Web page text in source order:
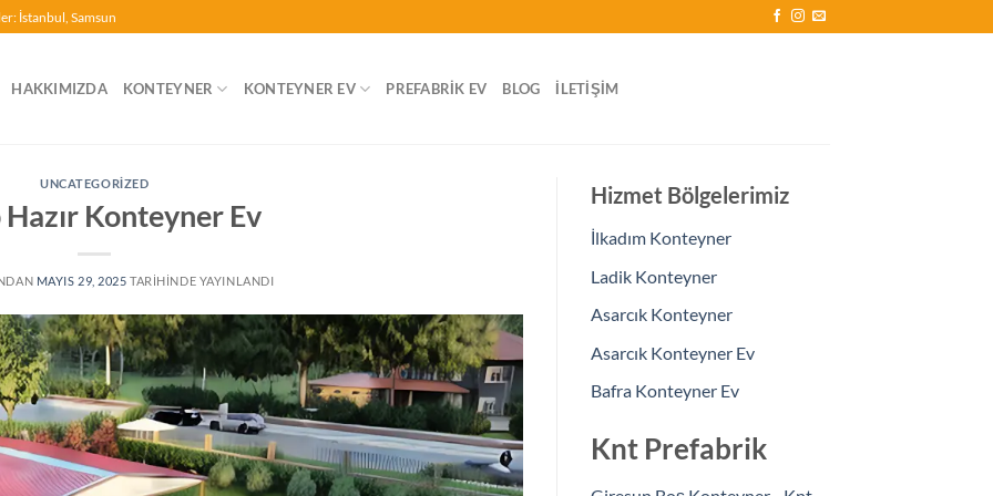
İstanbul, Samsun
HAKKIMIZDA KONTEYNER KONTEYNER EV PREFABRIK EV BLOG İLETIŞIM
UNCATEGORIZED
Konteyner Ev
MAYIS 29, 2025 TARIHINDE YAYINLANDI
Hizmet Bölgelerimiz
İlkadım Konteyner
Ladik Konteyner
Asarcık Konteyner
Asarcık Konteyner Ev
Bafra Konteyner Ev
Knt Prefabrik